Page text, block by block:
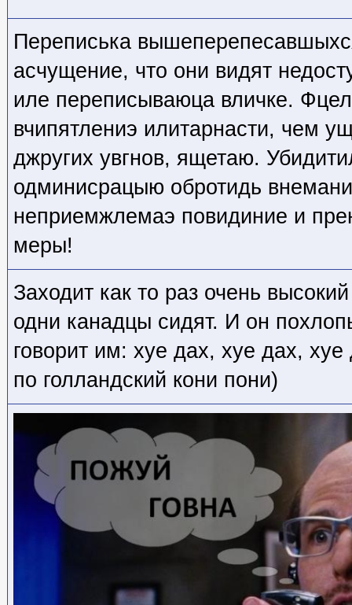
Переписька
асчущение, что они видят
иле переписываюца вличке.
вчипятлениэ илитарнасти, чем
джругих увгнов, ящетаю.
одминисрацыю обротидь
неприемжлемаэ повидиние и
меры!
Заходит как то раз очень
одни канадцы сидят. И он
говорит им: хуе дах, хуе дах,
по голландский кони пони)